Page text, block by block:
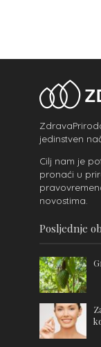
jedinstven
Cilj nam je
pronaći u
novostima.
Posljednje